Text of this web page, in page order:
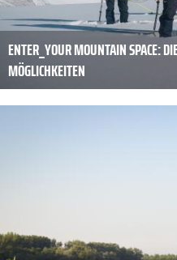
ENTER_YOUR MOUNTAIN SPACE:
MÖGLICHKEITEN